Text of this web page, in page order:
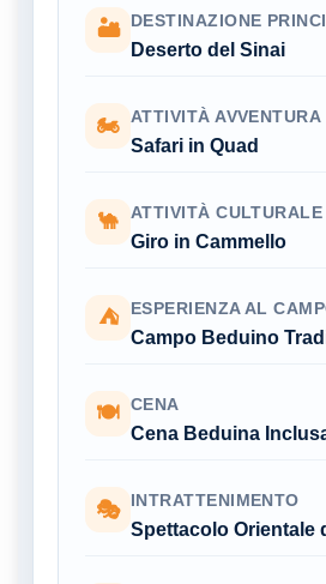
🏜 DESTINAZIONE
Deserto del Sinai
🏍 ATTIVITÀ AVVENTURA
Safari in Quad
🐪 ATTIVITÀ CULTURALE
Giro in Cammello
⛺ ESPERIENZA AL
Campo Beduino
🍽 CENA
Cena Beduina
🎭 INTRATTENIMENTO
Spettacolo Orientale